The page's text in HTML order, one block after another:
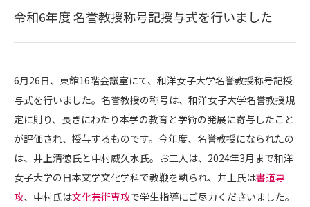
令和6年度 名誉教授称号記授与式を行いました
6月26日、東館16階会議室にて、和洋女子大学名誉教授称号記授
与式を行いました。名誉教授の称号は、和洋女子大学名誉教授規
定に則り、長きにわたり本学の教育と学術の発展に寄与したこと
が評価され、授与するものです。今年度、名誉教授になられたの
は、井上清徳氏と中村威久水氏。お二人は、2024年3月まで和洋
女子大学の日本文学文化学科で教鞭を執られ、井上氏は書道専
攻、中村氏は文化芸術専攻で学生指導にご尽力くださいました。